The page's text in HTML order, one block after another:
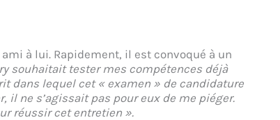
à lui. Rapidement, il est convoqué à un
souhaitait tester mes compétences déjà
dans lequel cet « examen » de candidature
il ne s’agissait pas pour eux de me piéger.
réussir cet entretien ».